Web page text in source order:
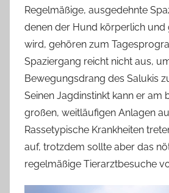
Regelmäßige, ausgedehnte
denen der Hund körperlich
wird, gehören zum
Spaziergang reicht nicht aus,
Bewegungsdrang des Salukis
Seinen Jagdinstinkt kann er am
großen, weitläufigen Anlagen
Rassetypische Krankheiten
auf, trotzdem sollte aber das
regelmäßige Tierarztbesuche